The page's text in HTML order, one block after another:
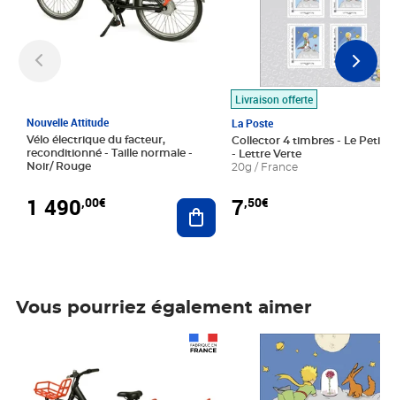
Nouvelle Attitude
Vélo électrique du facteur,
reconditionné - Taille normale -
Noir/ Rouge
1 490,00€ Ajouter au panier
Livraison offerte
La Poste
Collector 4 timbres - Le Petit
- Lettre Verte
20g / France
7,50€
Vous pourriez également aimer
Prix 7,50€